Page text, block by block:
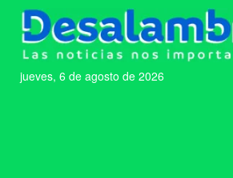
jueves, 6 de agosto de 2026